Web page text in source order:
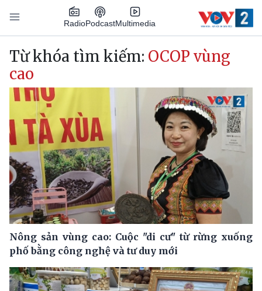
Nhảy đến nội dung
RadioPodcastMultimedia
Main navigation
Từ khóa tìm kiếm: OCOP vùng
cao
Nông sản vùng cao: Cuộc "di cư" từ rừng xuống
phố bằng công nghệ và tư duy mới